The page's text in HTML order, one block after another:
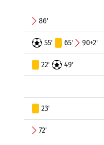
86'
55' 65' 90+2'
22' 49'
23'
72'